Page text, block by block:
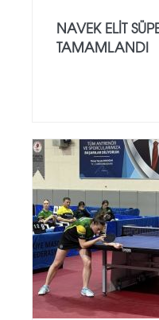
NAVEK ELIT
TAMAMLANDI